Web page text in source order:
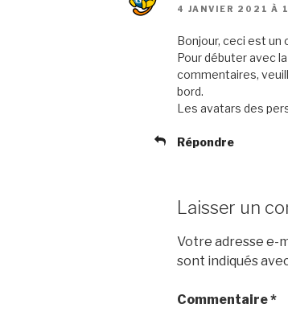
4 JANVIER 2021 À
Bonjour, ceci est un
Pour débuter avec
commentaires,
bord.
Les avatars des
Répondre
Laisser un
Votre adresse e-
sont indiqués
Commentaire*